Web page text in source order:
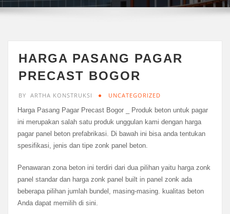
HARGA PASANG PAGAR
PRECAST BOGOR
BY ARTHA KONSTRUKSI
UNCATEGORIZED
Harga Pasang Pagar Precast Bogor _ Produk beton untuk pagar
ini merupakan salah satu produk unggulan kami dengan harga
pagar panel beton prefabrikasi. Di bawah ini bisa anda tentukan
spesifikasi, jenis dan tipe zonk panel beton.
Penawaran zona beton ini terdiri dari dua pilihan yaitu harga zonk
panel standar dan harga zonk panel built in panel zonk ada
beberapa pilihan jumlah bundel, masing-masing. kualitas beton
Anda dapat memilih di sini.